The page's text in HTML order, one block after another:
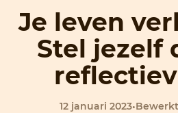
Je leven
Stel jezelf
12 januari 2023•